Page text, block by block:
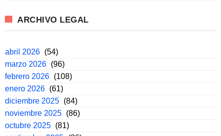
ARCHIVO LEGAL
abril 2026 (54)
marzo 2026 (96)
febrero 2026 (108)
enero 2026 (61)
diciembre 2025 (84)
noviembre 2025 (86)
octubre 2025 (81)